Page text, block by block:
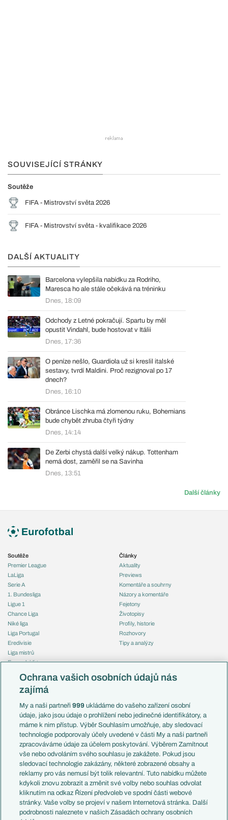
SOUVISEJÍCÍ STRÁNKY
Soutěže
FIFA - Mistrovství světa 2026
FIFA - Mistrovství světa - kvalifikace 2026
DALŠÍ AKTUALITY
Barcelona vylepšila nabídku za Rodriho,
Maresca ho ale stále očekává na tréninku
Dnes, 18:09
Odchody z Letné pokračují. Spartu by měl
opustit Vindahl, bude hostovat v Itálii
Dnes, 17:36
O peníze nešlo, Guardiola už si kreslil italské
sestavy, tvrdí Maldini. Proč rezignoval po 17
dnech?
Dnes, 16:10
Obránce Lischka má zlomenou ruku, Bohemians
bude chybět zhruba čtyři týdny
Dnes, 14:14
De Zerbi chystá další velký nákup. Tottenham
nemá dost, zaměřil se na Savinha
Dnes, 13:51
Další články
Soutěže
Premier League
LaLiga
Serie A
1. Bundesliga
Ligue 1
Chance Liga
Niké liga
Liga Portugal
Eredivisie
Liga mistrů
Evropská liga
Mistrovství světa
Liga národů
Témata
Představení týmů MS
EuroSkauting
PL v kostce
Evropské koeficienty
Přestupy
Přestupové spekulace
Zranění
Kluby
Arsenal FC
Články
Aktuality
Previews
Komentáře a souhrny
Názory a komentáře
Fejetony
Životopisy
Profily, historie
Rozhovory
Tipy a analýzy
Česko
Francie
Itálie
Německo
Španělsko
Argentina
Brazílie
Přestupy
Zápasy
Livescore
Tipovací soutěž
Ochrana vašich osobních údajů nás
zajímá
My a naši partneři999 ukládáme do vašeho zařízení osobní
údaje, jako jsou údaje o prohlížení nebo jedinečné identifikátory, a
máme k nim přístup. Výběr Souhlasím umožňuje, aby sledovací
technologie podporovaly účely uvedené v části My a naši partneři
zpracováváme údaje za účelem poskytování. Výběrem Zamítnout
vše nebo odvoláním svého souhlasu je zakážete. Pokud jsou
sledovací technologie zakázány, některé zobrazené obsahy a
reklamy pro vás nemusí být tolik relevantní. Tuto nabídku můžete
kdykoli znovu zobrazit a změnit své volby nebo souhlas odvolat
kliknutím na odkaz Řízení předvoleb ve spodní části webové
stránky. Vaše volby se projeví v našem Internetová stránka. Další
podrobnosti naleznete v našich Zásadách ochrany osobních